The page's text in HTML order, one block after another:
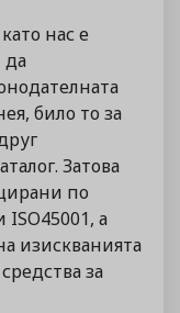
нас е
да
било то за
Затова
по
ISO45001, а
изискванията
за